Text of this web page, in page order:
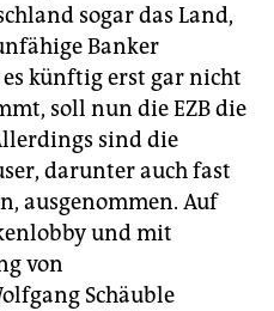
sogar das Land,
Banker
künftig erst gar nicht
soll nun die EZB die
sind die
darunter auch fast
ausgenommen. Auf
und mit
von
Schäuble